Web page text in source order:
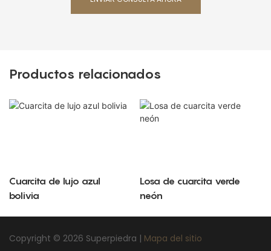
Productos relacionados
Cuarcita de lujo azul
bolivia
Losa de cuarcita verde
neón
Copyright © 2026 Superpiedra | Mapa del sitio